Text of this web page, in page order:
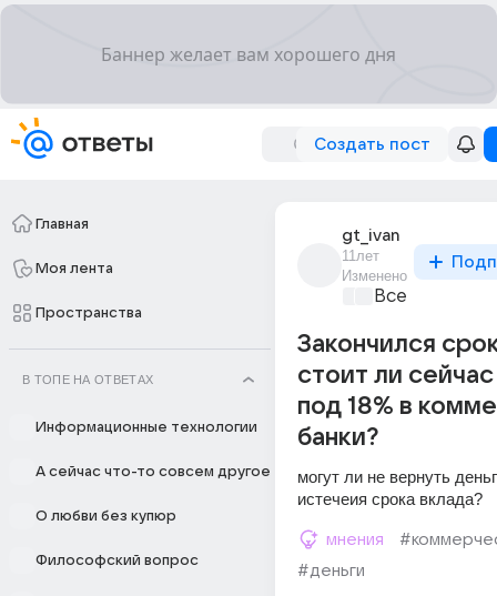
Создать пост
Главная
Моя лента
Пространства
В ТОПЕ НА ОТВЕТАХ
Информационные технологии
А сейчас что-то совсем другое
О любви без купюр
Философский вопрос
gt_ivan
11лет
Изменено
Все про
Закончился
стоит ли
под 18% в
банки?
могут ли не вернуть
истечеия срока вклада?
мнения
#деньги